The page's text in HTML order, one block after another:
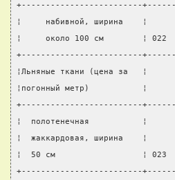
+-------------------------
¦     набивной, ширина
¦     около 100 см        ¦
+-------------------------
¦Льняные ткани (цена
¦погонный метр)
+-------------------------
¦  полотенечная
¦  жаккардовая, ширина
¦  50 см                  ¦
+-------------------------